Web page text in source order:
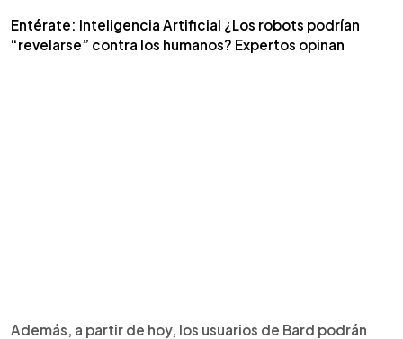
Entérate: Inteligencia Artificial ¿Los robots podrían
“revelarse” contra los humanos? Expertos opinan
Además, a partir de hoy, los usuarios de Bard podrán